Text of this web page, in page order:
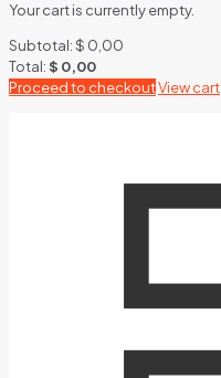
Your cart is currently empty.
Subtotal:$ 0,00
Total:$ 0,00
Proceed to checkoutView cart